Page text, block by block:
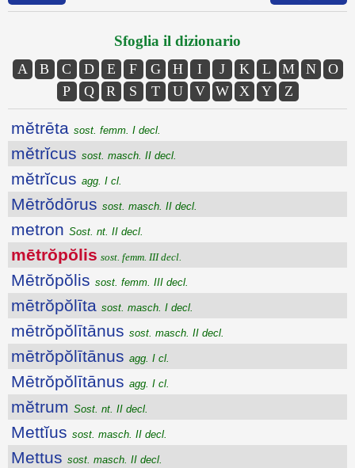
Sfoglia il dizionario
A B C D E F G H I J K L M N
O
P
Q R S T U V W X Y Z
mĕtrēta sost. femm. I decl.
mĕtrĭcus sost. masch. II decl.
mĕtrĭcus agg. I cl.
Mētrŏdōrus sost. masch. II decl.
metron Sost. nt. II decl.
mētrŏpŏlis sost. femm. III decl.
Mētrŏpŏlis sost. femm. III decl.
mētrŏpŏlīta sost. masch. I decl.
mētrŏpŏlītānus sost. masch. II decl.
mētrŏpŏlītānus agg. I cl.
Mētrŏpŏlītānus agg. I cl.
mĕtrum Sost. nt. II decl.
Mettĭus sost. masch. II decl.
Mettus sost. masch. II decl.